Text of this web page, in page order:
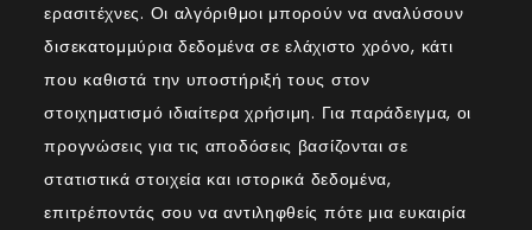
ερασιτέχνες. Οι αλγόριθμοι μπορούν να αναλύσουν
δισεκατομμύρια δεδομένα σε ελάχιστο χρόνο, κάτι
που καθιστά την υποστήριξή τους στον
στοιχηματισμό ιδιαίτερα χρήσιμη. Για παράδειγμα, οι
προγνώσεις για τις αποδόσεις βασίζονται σε
στατιστικά στοιχεία και ιστορικά δεδομένα,
επιτρέποντάς σου να αντιληφθείς πότε μια ευκαιρία